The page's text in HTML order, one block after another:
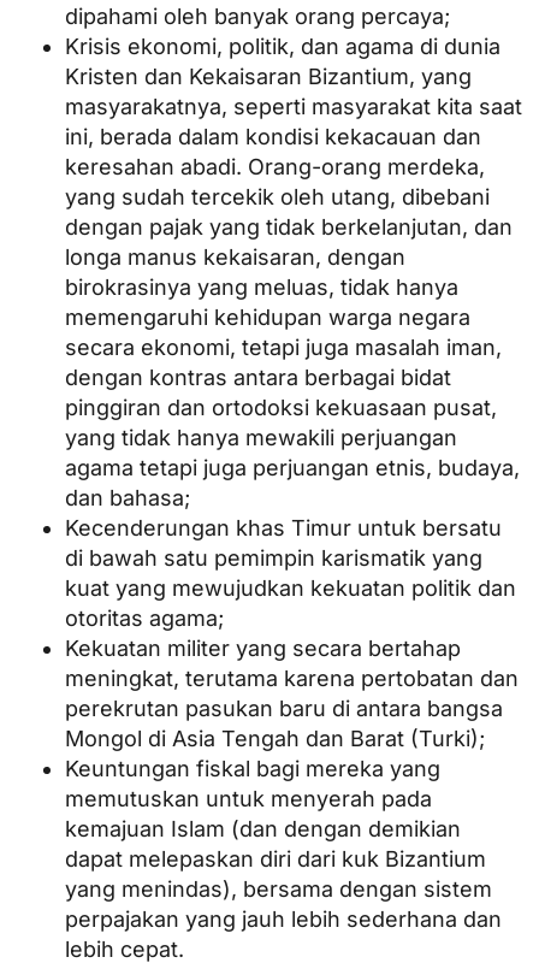
dipahami oleh banyak orang percaya;
Krisis ekonomi, politik, dan agama di dunia
Kristen dan Kekaisaran Bizantium, yang
masyarakatnya, seperti masyarakat kita saat
ini, berada dalam kondisi kekacauan dan
keresahan abadi. Orang-orang merdeka,
yang sudah tercekik oleh utang, dibebani
dengan pajak yang tidak berkelanjutan, dan
longa manus kekaisaran, dengan
birokrasinya yang meluas, tidak hanya
memengaruhi kehidupan warga negara
secara ekonomi, tetapi juga masalah iman,
dengan kontras antara berbagai bidat
pinggiran dan ortodoksi kekuasaan pusat,
yang tidak hanya mewakili perjuangan
agama tetapi juga perjuangan etnis, budaya,
dan bahasa;
Kecenderungan khas Timur untuk bersatu
di bawah satu pemimpin karismatik yang
kuat yang mewujudkan kekuatan politik dan
otoritas agama;
Kekuatan militer yang secara bertahap
meningkat, terutama karena pertobatan dan
perekrutan pasukan baru di antara bangsa
Mongol di Asia Tengah dan Barat (Turki);
Keuntungan fiskal bagi mereka yang
memutuskan untuk menyerah pada
kemajuan Islam (dan dengan demikian
dapat melepaskan diri dari kuk Bizantium
yang menindas), bersama dengan sistem
perpajakan yang jauh lebih sederhana dan
lebih cepat.